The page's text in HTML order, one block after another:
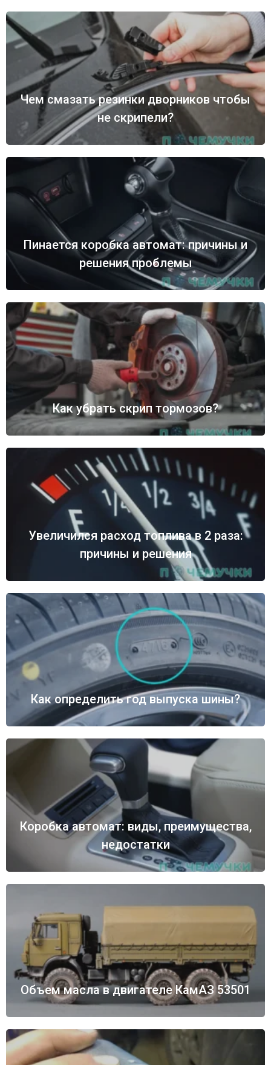
Чем смазать резинки дворников чтобы
не скрипели?
Пинается коробка автомат: причины и
решения проблемы
Как убрать скрип тормозов?
Увеличился расход топлива в 2 раза:
причины и решения
Как определить год выпуска шины?
Коробка автомат: виды, преимущества,
недостатки
Объем масла в двигателе КамАЗ 53501